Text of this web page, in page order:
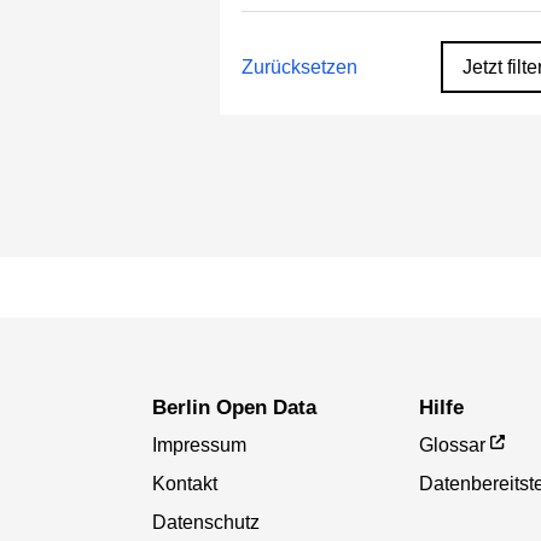
Zurücksetzen Jetzt
Berlin Open Data
Impressum
Kontakt
Datenschutz
Hilfe
Glossar